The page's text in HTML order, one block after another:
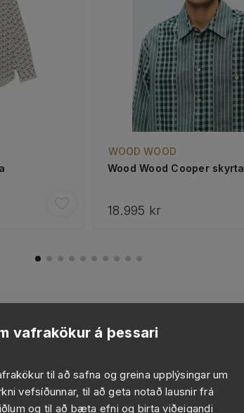
vafrakökur á þessari
til að safna og greina upplýsingar um
vefsíðunnar, til að geta notað lausnir frá
og til að bæta efni og birta viðeigandi
WOOD WOOD
Wood Wood Cooper skyrta
18.995 kr